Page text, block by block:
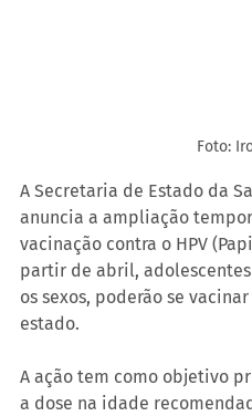
Foto:
A Secretaria de Estado da
anuncia a ampliação
vacinação contra o HPV
partir de abril, adolescentes
os sexos, poderão se
estado.
A ação tem como objetivo
a dose na idade